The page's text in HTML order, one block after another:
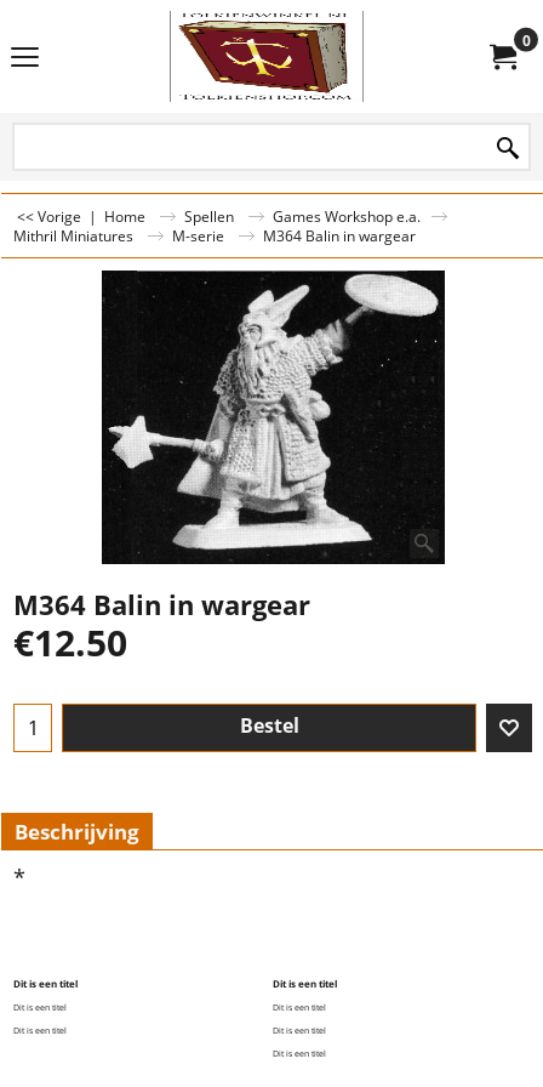
0
<< Vorige | Home Spellen
Games Workshop e.a.
Mithril Miniatures
M-serie M364 Balin in wargear
M364 Balin in wargear
€12.50
Bestel
Beschrijving
*
Dit is een titel
Dit is een titel
Dit is een titel
Dit is een titel
Dit is een titel
Dit is een titel
Dit is een titel